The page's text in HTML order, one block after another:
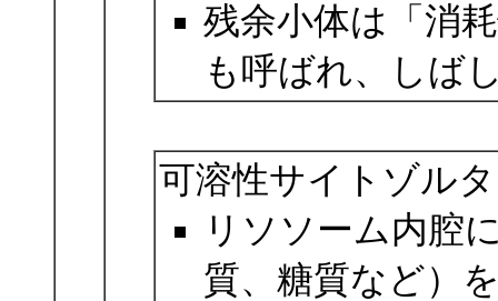
残余小体は「消
も呼ばれ、しば
可溶性サイトゾルタ
リソソーム内腔
質、糖質など）